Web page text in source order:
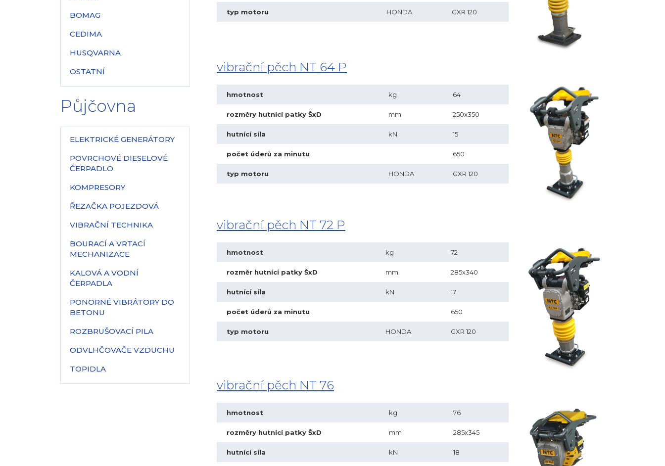
BOMAG
CEDIMA
HUSQVARNA
OSTATNÍ
Půjčovna
ELEKTRICKÉ GENERÁTORY
POVRCHOVÉ DIESELOVÉ
ČERPADLO
KOMPRESORY
ŘEZAČKA POJEZDOVÁ
VIBRAČNÍ TECHNIKA
BOURACÍ A VRTACÍ
MECHANIZACE
KALOVÁ A VODNÍ
ČERPADLA
PONORNÉ VIBRÁTORY DO
BETONU
ROZBRUŠOVACÍ PILA
ODVLHČOVAČE VZDUCHU
TOPIDLA
typ motoru HONDA GXR 120
vibrační pěch NT 64 P
hmotnost kg 64
rozměry hutnící patky ŠxD mm 250x350
hutnící síla kN 15
počet úderů za minutu 650
typ motoru HONDA GXR 120
vibrační pěch NT 72 P
hmotnost kg 72
rozměr hutnící patky ŠxD mm 285x340
hutnící síla kN 17
počet úderů za minutu 650
typ motoru HONDA GXR 120
vibrační pěch NT 76
hmotnost kg 76
rozměry hutnící patky ŠxD mm 285x345
hutnící síla kN 18